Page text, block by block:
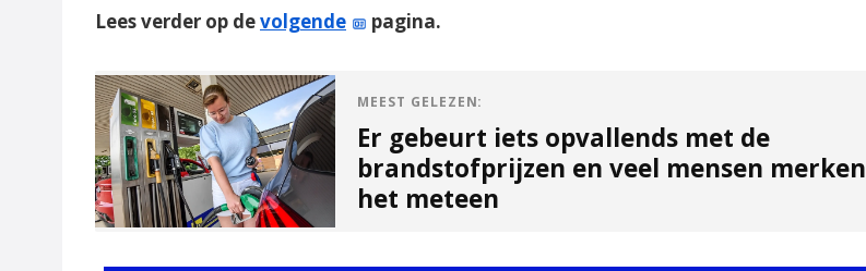
Lees verder op devolgende pagina.
MEEST GELEZEN:
Er gebeurt iets opvallends met de
brandstofprijzen en veel mensen merken
het meteen